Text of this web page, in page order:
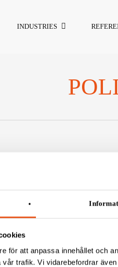
för att anpassa innehållet och
trafik. Vi vidarebefordrar
INDUSTRIES